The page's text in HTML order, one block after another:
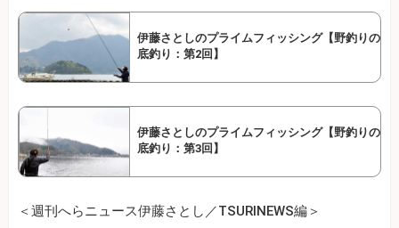
伊藤さとしのプライムフィッシング【野釣りの
底釣り：第2回】
伊藤さとしのプライムフィッシング【野釣りの
底釣り：第3回】
＜週刊へらニュース伊藤さとし／TSURINEWS編＞